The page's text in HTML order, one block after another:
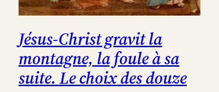
Jésus-Christ gravit la
montagne, la foule à sa
suite. Le choix des douze